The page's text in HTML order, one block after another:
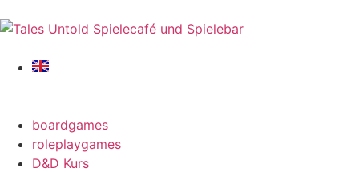
boardgames
roleplaygames
D&D Kurs